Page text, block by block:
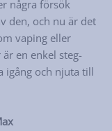
några försök
den, och nu är det
vaping eller
en enkel steg-
igång och njuta till